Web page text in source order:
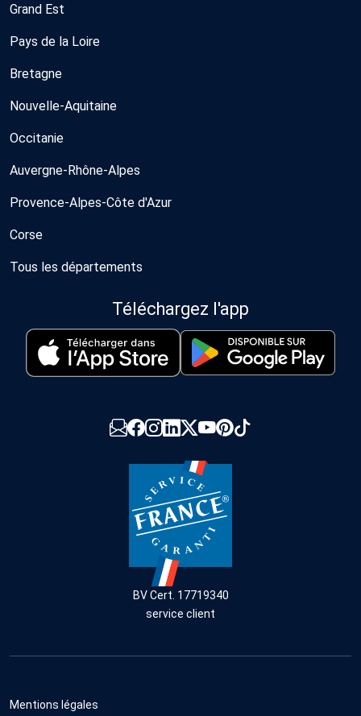
Grand Est
Pays de la Loire
Bretagne
Nouvelle-Aquitaine
Occitanie
Auvergne-Rhône-Alpes
Provence-Alpes-Côte d'Azur
Corse
Tous les départements
Téléchargez l'app
BV Cert. 17719340
service client
Mentions légales